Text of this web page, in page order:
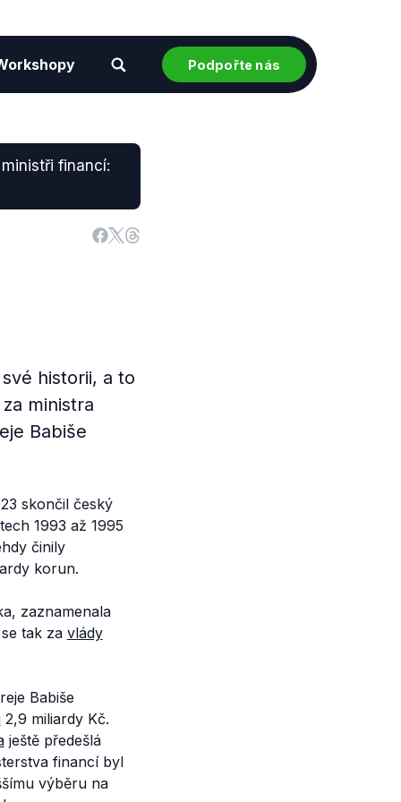
Podpořte nás
financí:
historii, a to
ministra
Babiše
skončil český
1993 až 1995
činily
korun.
zaznamenala
tak za vlády
Babiše
2,9 miliardy Kč.
ještě předešlá
financí byl
výběru na